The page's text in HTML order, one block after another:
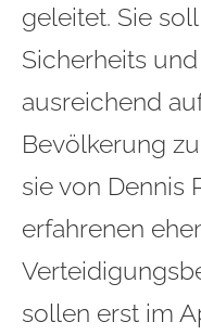
geleitet. Sie
Sicherheits
ausreichend
Bevölkerung
sie von Dennis
erfahrenen
sollen erst im